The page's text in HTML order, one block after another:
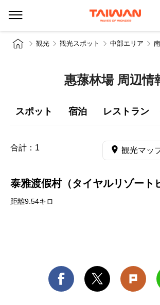
観光 観光スポット 中部エリア
惠蓀林場 周辺情
スポット 宿泊 レストラン
合計： 1 観光マッ
泰雅渡假村（タイヤルリゾート
距離9.54キロ